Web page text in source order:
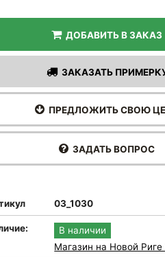
ДОБАВИТЬ В ЗАКАЗ
ЗАКАЗАТЬ
ПРЕДЛОЖИТЬ СВОЮ
ЗАДАТЬ ВОПРОС
03_1030
В наличии
Магазин на Новой